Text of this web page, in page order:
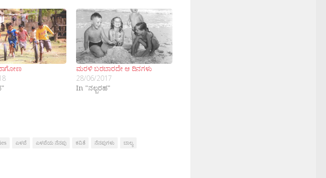
ಮರಳಿ ಬರಬಾರದೇ ಆ ದಿನಗಳು
28/06/2017
In "ನಲ್ಬರಹ"
ಎಳವೆ ಎಳವೆಯ ನೆನಪು ಕವಿತೆ ನೆನಪುಗಳು
ಬಾಲ್ಯ